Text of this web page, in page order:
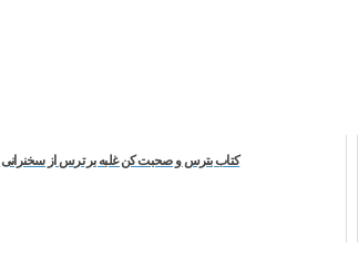
کتاب بترس و صحبت کن غلبه بر ترس از سخنرانی